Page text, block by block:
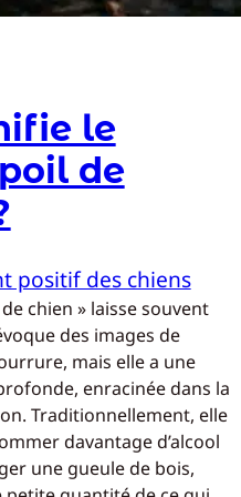
le
de
positif des chiens
chien » laisse souvent
des images de
mais elle a une
enracinée dans la
Traditionnellement, elle
davantage d’alcool
une gueule de bois,